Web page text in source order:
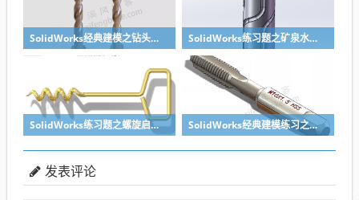
SolidWorks经典建模之钻头刀具的绘制，螺纹收尾是关键技巧 SolidWorks练习题之矿泉水瓶的绘制，难度不大主要是顶部螺纹的处理
SolidWorks练习题之螺旋启瓶器，螺旋头是关键 SolidWorks经典建模练习之丝锥攻丝钻头的绘制，常规命令练习
发表评论